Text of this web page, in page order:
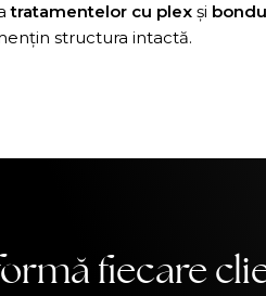
tratamentelor cu plex și
structura intactă.
fiecare